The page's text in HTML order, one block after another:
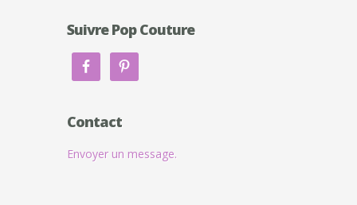
Suivre Pop Couture
Contact
Envoyer un message.